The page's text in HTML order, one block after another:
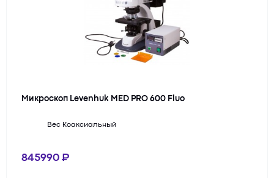
Микроскоп Levenhuk MED PRO 600 Fluo
Вес Коаксиальный
845990